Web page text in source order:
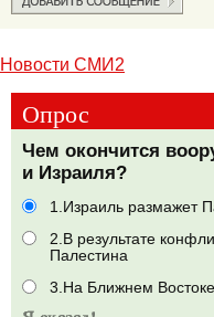
Новости СМИ2
Опрос
Чем окончится
и Израиля?
1.Израиль размажет
2.В результате
Палестина
3.На Ближнем